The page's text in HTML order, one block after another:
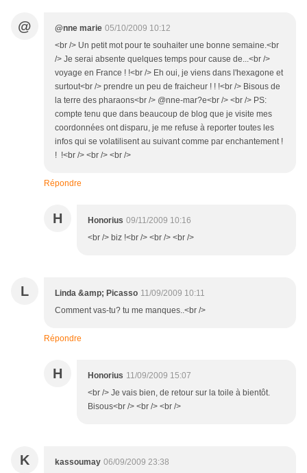
@ @nne marie 05/10/2009 10:12
<br /> Un petit mot pour te souhaiter une bonne semaine.<br
/> Je serai absente quelques temps pour cause de...<br />
voyage en France ! !<br /> Eh oui, je viens dans l'hexagone et
surtout<br /> prendre un peu de fraicheur ! ! !<br /> Bisous de
la terre des pharaons<br /> @nne-mar?e<br /> <br /> PS:
compte tenu que dans beaucoup de blog que je visite mes
coordonnées ont disparu, je me refuse à reporter toutes les
infos qui se volatilisent au suivant comme par enchantement !
! !<br /> <br /> <br />
Répondre
H Honorius 09/11/2009 10:16
<br /> biz !<br /> <br /> <br />
L Linda &amp; Picasso 11/09/2009 10:11
Comment vas-tu? tu me manques..<br />
Répondre
H Honorius 11/09/2009 15:07
<br /> Je vais bien, de retour sur la toile à bientôt.
Bisous<br /> <br /> <br />
K kassoumay 06/09/2009 23:38